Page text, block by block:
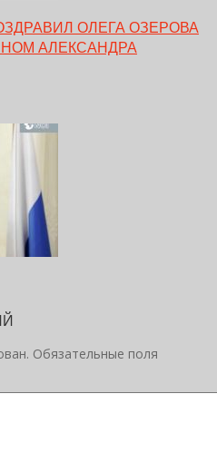
ОЛЕГА ОЗЕРОВА
АЛЕКСАНДРА
Обязательные поля